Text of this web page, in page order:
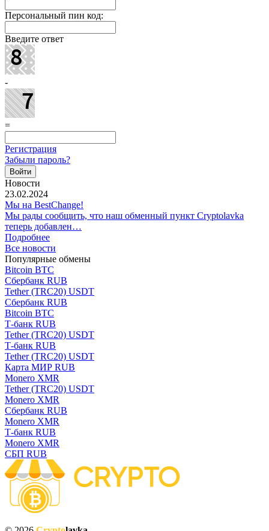
Персональный пин код:
Введите ответ
-
=
Регистрация
Забыли пароль?
Новости
23.02.2024
Мы на BestChange!
Мы рады сообщить, что наш обменный пункт Cryptolavka
теперь добавлен…
Подробнее
Все новости
Популярные обмены
Bitcoin BTC
Сбербанк RUB
Tether (TRC20) USDT
Сбербанк RUB
Bitcoin BTC
Т-банк RUB
Tether (TRC20) USDT
Т-банк RUB
Tether (TRC20) USDT
Карта МИР RUB
Monero XMR
Tether (TRC20) USDT
Monero XMR
Сбербанк RUB
Monero XMR
Т-банк RUB
Monero XMR
СБП RUB